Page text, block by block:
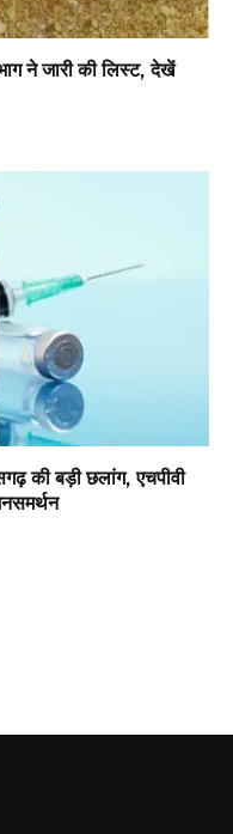
ने जारी की लिस्ट, देखें
की बड़ी छलांग, एचपीवी